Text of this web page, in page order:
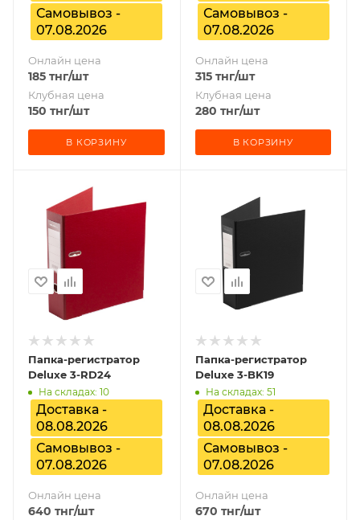
Самовывоз -
07.08.2026
Онлайн цена
185 тнг/шт
Клубная цена
150 тнг/шт
В КОРЗИНУ
Самовывоз -
07.08.2026
Онлайн цена
315тнг/шт
Клубная цена
280 тнг/шт
В КОРЗИНУ
Папка-регистратор
Deluxe 3-RD24
На складах: 10
Доставка -
08.08.2026
Самовывоз -
07.08.2026
Онлайн цена
640 тнг/шт
Папка-регистратор
Deluxe 3-BK19
На складах: 51
Доставка -
08.08.2026
Самовывоз -
07.08.2026
Онлайн цена
670 тнг/шт